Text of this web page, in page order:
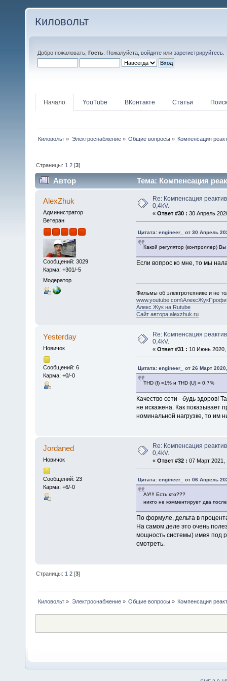
Киловольт
Добро пожаловать, Гость . Пожалуйста, войдите или зарегистрируйтесь
Начало YouTube ВКонтакте Статьи Поиск
Киловольт » Электроснабжение» Общие вопросы» Компенсация
Страницы: 1 2 [3]
Автор Тема: Компенсация
AlexZhuk
Администратор
Ветеран
Сообщений: 3029
Карма: +301/-5
Модератор
Re: Компенсация
0,4kV.
« Ответ #30 : 30 Апрель
Цитата: engineer_ от 30 Апрель
Какой регулятор (контроллер)
Если вопрос ко мне, то мы
Фильмы об электротехнике и не
www.youtube.com\АлексЖукПрофи
Алекс Жук на Rutube
Сайт автора alexzhuk.ru
Yesterday
Новичок
Сообщений: 6
Карма: +0/-0
Re: Компенсация
0,4kV.
« Ответ #31 : 10 Июнь 2020,
Цитата: engineer_ от 26 Март
THD (I) =1% и THD (U) = 0,7%
Качество сети - будь здоров!
не искажена. Как показывает
номинальной нагрузке, то им
Jordaned
Новичок
Сообщений: 23
Карма: +6/-0
Re: Компенсация
0,4kV.
« Ответ #32 : 07 Март 2021,
Цитата: engineer_ от 06 Апрель
АУ!!! Есть кто???
никто не комментирует два
По формуле, дельта в
На самом деле это очень
мощность системы) имея под
смотреть.
Страницы: 1 2 [3]
Киловольт » Электроснабжение» Общие вопросы» Компенсация